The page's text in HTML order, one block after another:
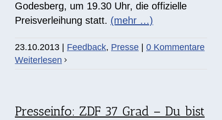
Godesberg, um 19.30 Uhr, die offizielle
Preisverleihung statt. (mehr …)
23.10.2013 Feedback, Presse
0 Kommentare
Weiterlesen
Presseinfo: ZDF 37 Grad – Du bist